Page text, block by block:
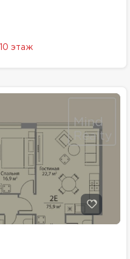
10 этаж